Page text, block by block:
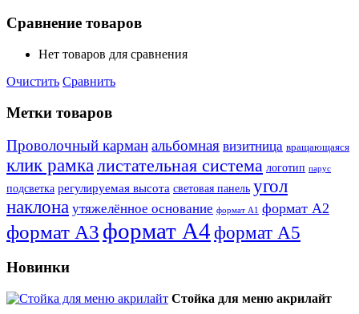
Сравнение товаров
Нет товаров для сравнения
Очистить Сравнить
Метки товаров
Проволочный карманальбомная визитница вращающаяся
клик рамка листательная система логотип парус
подсветка регулируемая высота световая панель угол
наклона утяжелённое основание формат А1 формат А2
формат А3 формат А4формат А5
Новинки
Стойка для меню акрилайт